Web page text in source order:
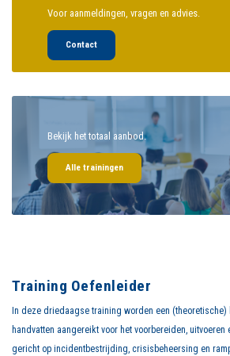
Voor aanmeldingen, vragen en advies.
Contact
Bekijk het totaal aanbod.
Alle trainingen
Training Oefenleider
In deze driedaagse training worden een (theoretische)
handvatten aangereikt voor het voorbereiden, uitvoeren
gericht op incidentbestrijding, crisisbeheersing en